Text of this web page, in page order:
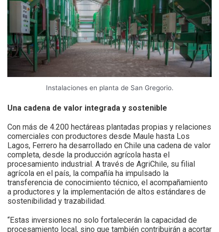
Instalaciones en planta de San Gregorio.
Una cadena de valor integrada y sostenible
Con más de 4.200 hectáreas plantadas propias y relaciones
comerciales con productores desde Maule hasta Los
Lagos, Ferrero ha desarrollado en Chile una cadena de valor
completa, desde la producción agrícola hasta el
procesamiento industrial. A través de AgriChile, su filial
agrícola en el país, la compañía ha impulsado la
transferencia de conocimiento técnico, el acompañamiento
a productores y la implementación de altos estándares de
sostenibilidad y trazabilidad.
“Estas inversiones no solo fortalecerán la capacidad de
procesamiento local, sino que también contribuirán a acortar